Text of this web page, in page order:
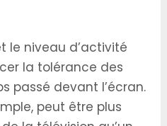
le niveau d’activité
la tolérance des
passé devant l’écran.
peut être plus